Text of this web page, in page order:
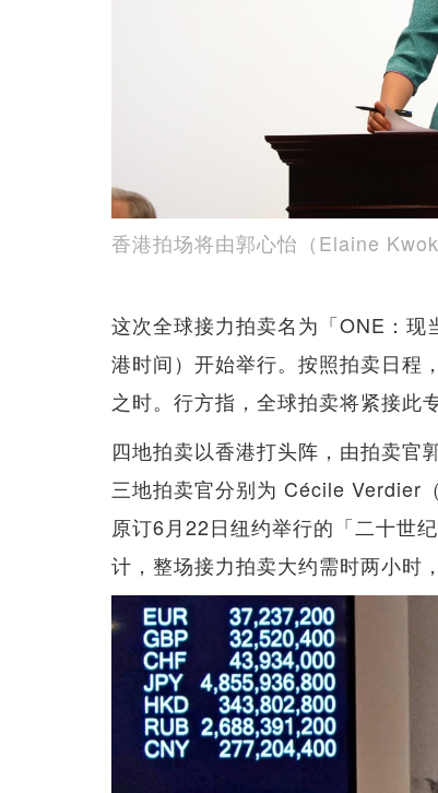
香港拍场将由郭心怡（Elaine
这次全球接力拍卖名为「ONE：
港时间）开始举行。按照拍卖日程
之时。行方指，全球拍卖将紧接此
四地拍卖以香港打头阵，由拍卖官
三地拍卖官分别为 Cécile Verdier
原订6月22日纽约举行的「二十世
计，整场接力拍卖大约需时两小时